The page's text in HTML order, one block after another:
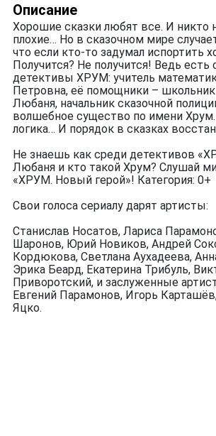
Описание
Хорошие сказки любят все. И никто
плохие… Но в сказочном мире
что если кто-то задумал испортить
Получится? Не получится! Ведь есть
детективы ХРУМ: учитель
Петровна, её помощники –
Любаня, начальник сказочной
волшебное существо по имени
логика… И порядок в сказках
Не знаешь как среди детективов
Любаня и кто такой Хрум? Слушай
«ХРУМ. Новый герой»! Категория: 0+
Свои голоса сериалу дарят артисты:
Станислав Носатов, Лариса
Шаронов, Юрий Новиков, Андрей
Кордюкова, Светлана Аухадеева,
Эрика Беард, Екатерина Трибуль,
Приворотский, и заслуженные
Евгений Парамонов, Игорь
Яцко.